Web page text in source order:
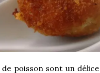
poisson sont un